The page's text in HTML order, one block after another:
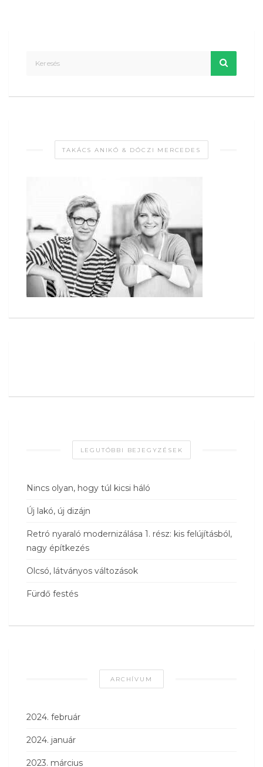
TAKÁCS ANIKÓ & DÓCZI MERCEDES
LEGUTÓBBI BEJEGYZÉSEK
Nincs olyan, hogy túl kicsi háló
Új lakó, új dizájn
Retró nyaraló modernizálása 1. rész: kis felújításból,
nagy építkezés
Olcsó, látványos változások
Fürdő festés
ARCHÍVUM
2024. február
2024. január
2023. március